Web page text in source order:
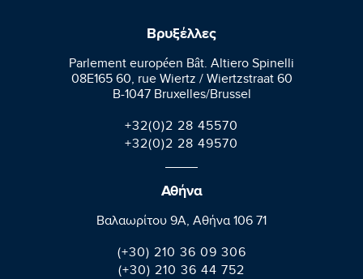
Βρυξέλλες
Parlement européen Bât. Altiero Spinelli
08E165 60, rue Wiertz / Wiertzstraat 60
B-1047 Bruxelles/Brussel
+32(0)2 28 45570
+32(0)2 28 49570
Αθήνα
Βαλαωρίτου 9A, Aθήνα 106 71
(+30) 210 36 09 306
(+30) 210 36 44 752